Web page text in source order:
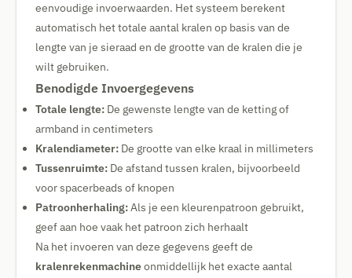
eenvoudige invoerwaarden. Het systeem berekent
automatisch het totale aantal kralen op basis van de
lengte van je sieraad en de grootte van de kralen die je
wilt gebruiken.
Benodigde Invoergegevens
Totale lengte: De gewenste lengte van de ketting of
armband in centimeters
Kralendiameter: De grootte van elke kraal in millimeters
Tussenruimte: De afstand tussen kralen, bijvoorbeeld
voor spacerbeads of knopen
Patroonherhaling:Als je een kleurenpatroon gebruikt,
geef aan hoe vaak het patroon zich herhaalt
Na het invoeren van deze gegevens geeft de
kralenrekenmachineonmiddellijk het exacte aantal